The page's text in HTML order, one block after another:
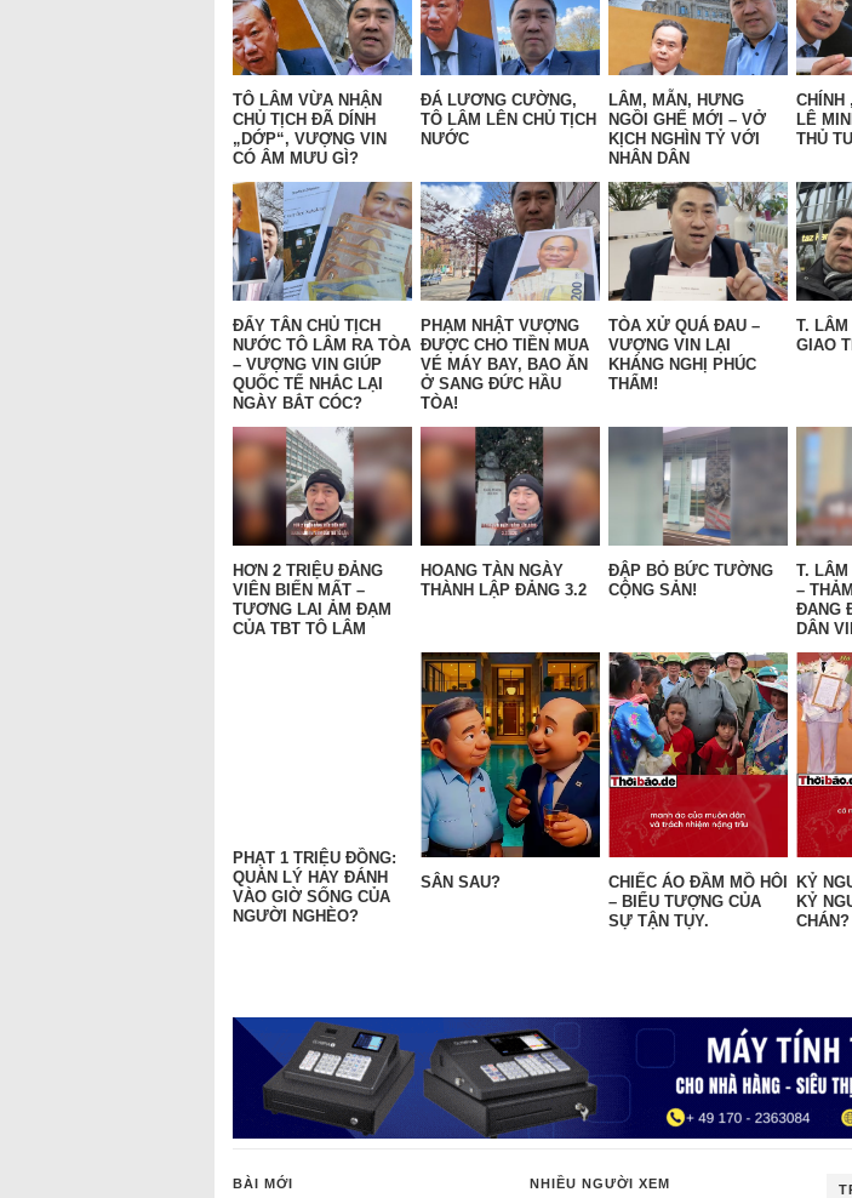
TÔ LÂM VỪA NHẬN
CHỦ TỊCH ĐÃ DÍNH
„DỚP“, VƯỢNG VIN
CÓ ÂM MƯU GÌ?
ĐÁ LƯƠNG CƯỜNG,
TÔ LÂM LÊN CHỦ TỊCH
NƯỚC
LÂM, MẪN, HƯNG
NGỒI GHẾ MỚI – VỞ
KỊCH NGHÌN TỶ VỚI
NHÂN DÂN
CHÍNH
LÊ
THỦ
ĐẨY TÂN CHỦ TỊCH
NƯỚC TÔ LÂM RA TÒA
– VƯỢNG VIN GIÚP
QUỐC TẾ NHẮC LẠI
NGÀY BẮT CÓC?
PHẠM NHẬT VƯỢNG
ĐƯỢC CHO TIỀN MUA
VÉ MÁY BAY, BAO ĂN
Ở SANG ĐỨC HẦU
TÒA!
TÒA XỬ QUÁ ĐAU –
VƯỢNG VIN LẠI
KHÁNG NGHỊ PHÚC
THẨM!
T. LÂM
GIAO
HƠN 2 TRIỆU ĐẢNG
VIÊN BIẾN MẤT –
TƯƠNG LAI ẢM ĐẠM
CỦA TBT TÔ LÂM
HOANG TÀN NGÀY
THÀNH LẬP ĐẢNG 3.2
ĐẬP BỎ BỨC TƯỜNG
CỘNG SẢN!
T.
–
ĐANG
DÂN
PHẠT 1 TRIỆU ĐỒNG:
QUẢN LÝ HAY ĐÁNH
VÀO GIỜ SỐNG CỦA
NGƯỜI NGHÈO?
SÂN SAU?
CHIẾC ÁO ĐẦM MỒ HÔI
– BIỂU TƯỢNG CỦA
SỰ TẬN TỤY.
KỶ
KỶ
CHÁN?
BÀI MỚI NHIỀU NGƯỜI XEM